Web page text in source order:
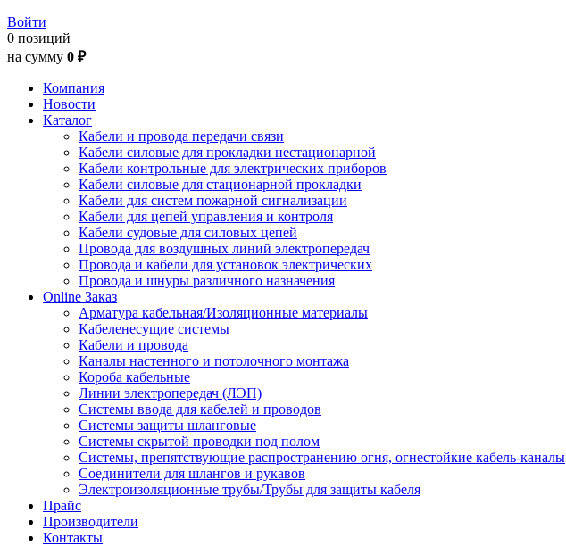
Войти
0 позиций
на сумму 0 ₽
Компания
Новости
Каталог
Кабели и провода передачи связи
Кабели силовые для прокладки нестационарной
Кабели контрольные для электрических приборов
Кабели силовые для стационарной прокладки
Кабели для систем пожарной сигнализации
Кабели для цепей управления и контроля
Кабели судовые для силовых цепей
Провода для воздушных линий электропередач
Провода и кабели для установок электрических
Провода и шнуры различного назначения
Online Заказ
Арматура кабельная/Изоляционные материалы
Кабеленесущие системы
Кабели и провода
Каналы настенного и потолочного монтажа
Короба кабельные
Линии электропередач (ЛЭП)
Системы ввода для кабелей и проводов
Системы защиты шланговые
Системы скрытой проводки под полом
Системы, препятствующие распространению огня, огнестойкие кабель-каналы
Соединители для шлангов и рукавов
Электроизоляционные трубы/Трубы для защиты кабеля
Прайс
Производители
Контакты